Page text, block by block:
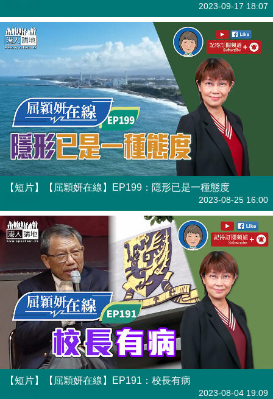
2023-09-17 18:07
【短片】【屈穎妍在線】EP199：隱形已是一種態度
2023-08-25 16:00
【短片】【屈穎妍在線】EP191：校長有病​
2023-08-04 19:09